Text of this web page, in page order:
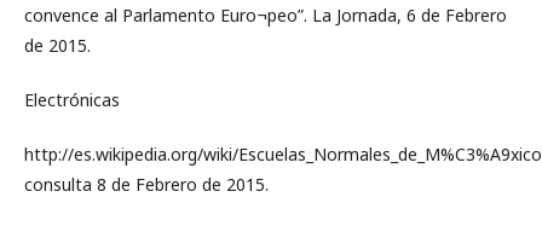
convence al Parlamento Euro¬peo”. La Jornada, 6 de Febrero
de 2015.
Electrónicas
http://es.wikipedia.org/wiki/
consulta 8 de Febrero de 2015.